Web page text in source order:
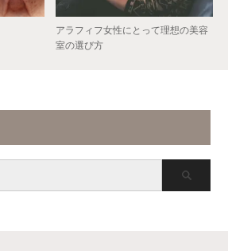
アラフィフ女性にとって理想の美容
室の選び方